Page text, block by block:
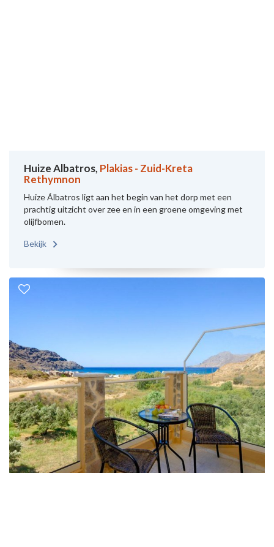
Huize Albatros, Plakias - Zuid-Kreta
Rethymnon
Huize Álbatros ligt aan het begin van het dorp met een
prachtig uitzicht over zee en in een groene omgeving met
olijfbomen.
Bekijk